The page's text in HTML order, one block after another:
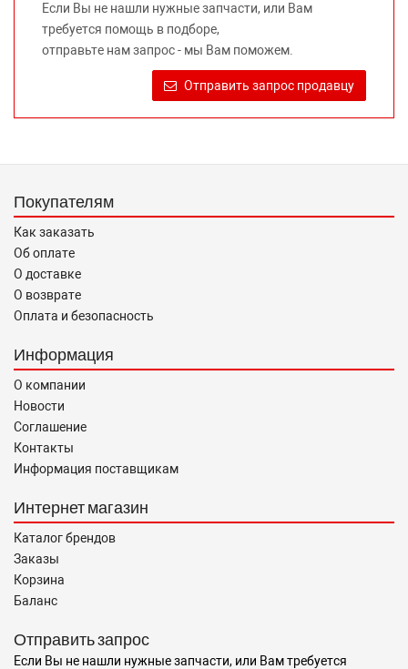
предлагаемых к продаже запасных частей для
автомобилей и их производителей, не нарушает права
правообладателей указанных товарных знаков.
Требование предоставлять покупателю необходимую и
достоверную информацию о товаре, предлагаемом к
«О защите прав потребителей».
Если Вы не нашли нужные запчасти, или Вам
требуется помощь в подборе,
отправьте нам запрос - мы Вам поможем.
Отправить запрос продавцу
Покупателям
Как заказать
Об оплате
О доставке
О возврате
Оплата и безопасность
Информация
О компании
Новости
Соглашение
Контакты
Информация поставщикам
Интернет магазин
Каталог брендов
Заказы
Корзина
Баланс
Отправить запрос
Если Вы не нашли нужные запчасти, или Вам требуется